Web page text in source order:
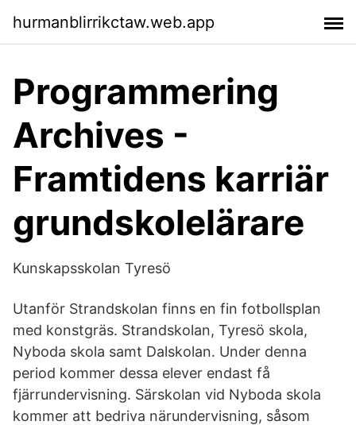
hurmanblirrikctaw.web.app
Programmering
Archives -
Framtidens karriär
grundskolelärare
Kunskapsskolan Tyresö
Utanför Strandskolan finns en fin fotbollsplan
med konstgräs. Strandskolan, Tyresö skola,
Nyboda skola samt Dalskolan. Under denna
period kommer dessa elever endast få
fjärrundervisning. Särskolan vid Nyboda skola
kommer att bedriva närundervisning, såsom